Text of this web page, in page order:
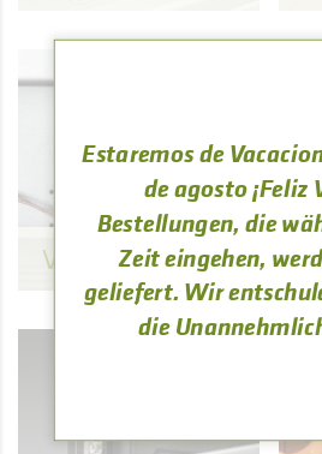
Ventilación
Estaremos de
de agosto ¡Feliz
Bestellungen, die
Zeit eingehen,
geliefert. Wir
die